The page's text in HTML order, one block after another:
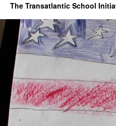
The Transatlantic School